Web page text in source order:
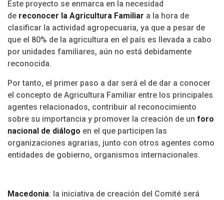
Este proyecto se enmarca en la necesidad
de reconocer la Agricultura Familiar a la hora de
clasificar la actividad agropecuaria, ya que a pesar de
que el 80% de la agricultura en el país es llevada a cabo
por unidades familiares, aún no está debidamente
reconocida.
Por tanto, el primer paso a dar será el de dar a conocer
el concepto de Agricultura Familiar entre los principales
agentes relacionados, contribuir al reconocimiento
sobre su importancia y promover la creación de un foro
nacional de diálogo en el que participen las
organizaciones agrarias, junto con otros agentes como
entidades de gobierno, organismos internacionales.
Macedonia: la iniciativa de creación del Comité será